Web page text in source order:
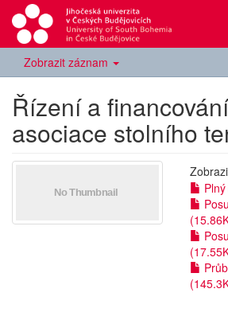
Zobrazit záznam
Řízení a
asociace stolního